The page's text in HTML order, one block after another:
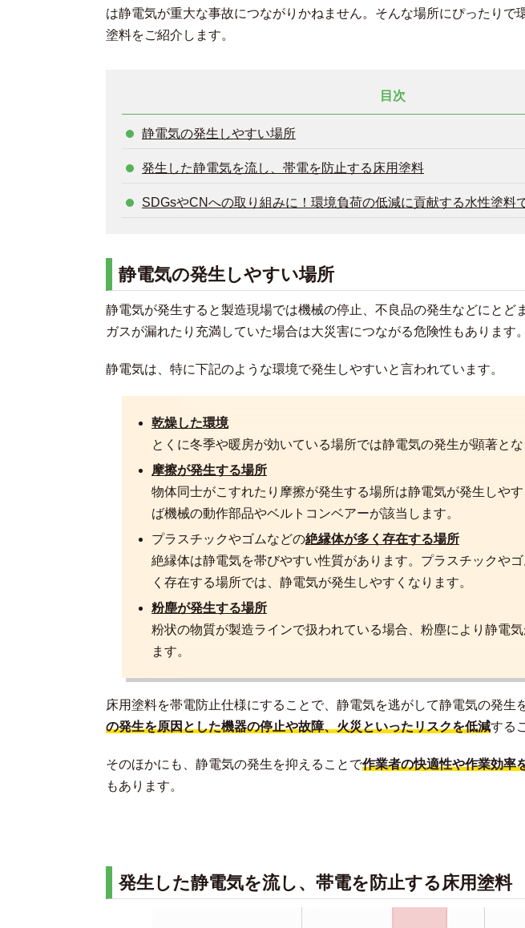
は静電気が重大な事故につながりかねません。そんな場所にぴったりで
塗料をご紹介します。
目次
静電気の発生しやすい場所
発生した静電気を流し、帯電を防止する床用塗料
SDGsやCNへの取り組みに！環境負荷の低減に貢献する水性塗料
静電気の発生しやすい場所
静電気が発生すると製造現場では機械の停止、不良品の発生などにとど
ガスが漏れたり充満していた場合は大災害につながる危険性もあります。
静電気は、特に下記のような環境で発生しやすいと言われています。
乾燥した環境
とくに冬季や暖房が効いている場所では静電気の発生が顕著とな
摩擦が発生する場所
物体同士がこすれたり摩擦が発生する場所は静電気が発生しや
ば機械の動作部品やベルトコンベアーが該当します。
プラスチックやゴムなどの絶縁体が多く存在する場所
絶縁体は静電気を帯びやすい性質があります。プラスチックや
く存在する場所では、静電気が発生しやすくなります。
粉塵が発生する場所
粉状の物質が製造ラインで扱われている場合、粉塵により静電
ます。
床用塗料を帯電防止仕様にすることで、静電気を逃がして静電気の発生
の発生を原因とした機器の停止や故障、火災といったリスクを低減する
そのほかにも、静電気の発生を抑えることで作業者の快適性や作業効率
もあります。
発生した静電気を流し、帯電を防止する床用塗料